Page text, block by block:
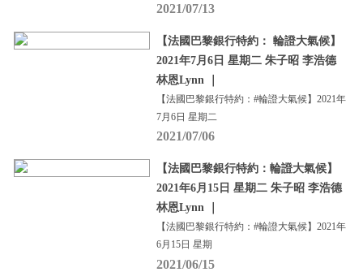
2021/07/13
【法國巴黎銀行特約： 輪證大氣候】
2021年7月6日 星期二 朱子昭 李浩德
林恩Lynn ｜
【法國巴黎銀行特約：#輪證大氣候】2021年
7月6日 星期二
2021/07/06
【法國巴黎銀行特約：輪證大氣候】
2021年6月15日 星期二 朱子昭 李浩德
林恩Lynn ｜
【法國巴黎銀行特約：#輪證大氣候】2021年
6月15日 星期
2021/06/15